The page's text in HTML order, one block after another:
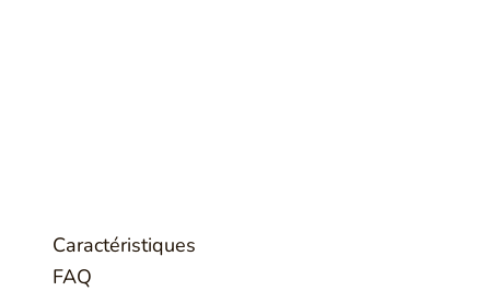
Caractéristiques
FAQ